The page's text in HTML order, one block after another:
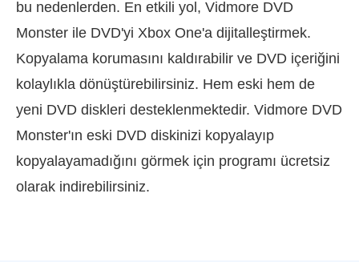
bu nedenlerden. En etkili yol, Vidmore DVD
Monster ile DVD'yi Xbox One'a dijitalleştirmek.
Kopyalama korumasını kaldırabilir ve DVD içeriğini
kolaylıkla dönüştürebilirsiniz. Hem eski hem de
yeni DVD diskleri desteklenmektedir. Vidmore DVD
Monster'ın eski DVD diskinizi kopyalayıp
kopyalayamadığını görmek için programı ücretsiz
olarak indirebilirsiniz.